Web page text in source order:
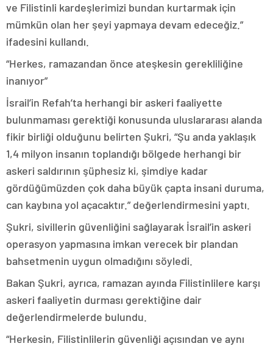
ve Filistinli kardeşlerimizi bundan kurtarmak için
mümkün olan her şeyi yapmaya devam edeceğiz.”
ifadesini kullandı.
“Herkes, ramazandan önce ateşkesin gerekliliğine
inanıyor”
İsrail’in Refah’ta herhangi bir askeri faaliyette
bulunmaması gerektiği konusunda uluslararası alanda
fikir birliği olduğunu belirten Şukri, “Şu anda yaklaşık
1,4 milyon insanın toplandığı bölgede herhangi bir
askeri saldırının şüphesiz ki, şimdiye kadar
gördüğümüzden çok daha büyük çapta insani duruma,
can kaybına yol açacaktır.” değerlendirmesini yaptı.
Şukri, sivillerin güvenliğini sağlayarak İsrail’in askeri
operasyon yapmasına imkan verecek bir plandan
bahsetmenin uygun olmadığını söyledi.
Bakan Şukri, ayrıca, ramazan ayında Filistinlilere karşı
askeri faaliyetin durması gerektiğine dair
değerlendirmelerde bulundu.
“Herkesin, Filistinlilerin güvenliği açısından ve aynı